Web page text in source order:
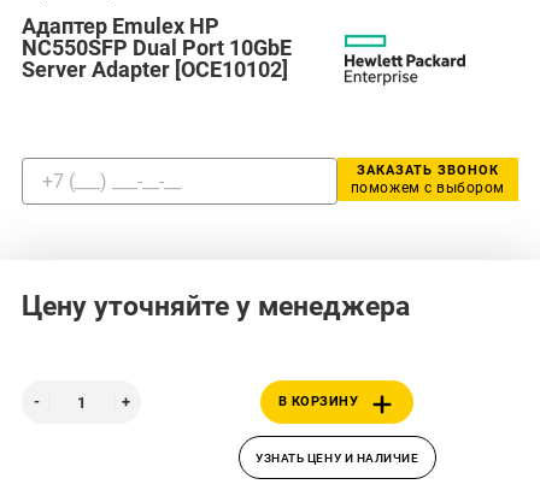
Адаптер Emulex HP
NC550SFP Dual Port 10GbE
Server Adapter [OCE10102]
ЗАКАЗАТЬ ЗВОНОК
поможем с выбором
Цену уточняйте у менеджера
В КОРЗИНУ
УЗНАТЬ ЦЕНУ И НАЛИЧИЕ